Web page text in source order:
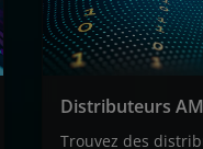
Distributeurs
Trouvez des